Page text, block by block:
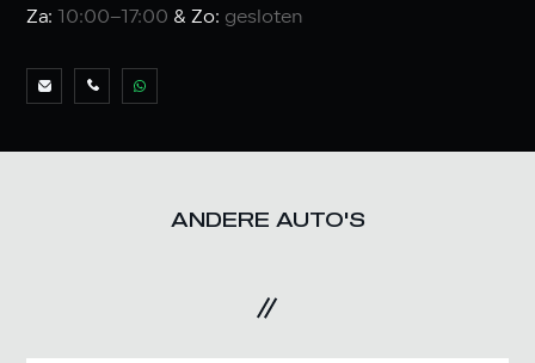
Za:
10:00–17:00 & Zo: gesloten
ANDERE AUTO'S